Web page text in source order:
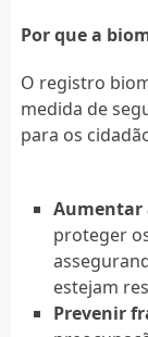
Por que a
O registro
medida de
para os
Aumentar
proteger
estejam
Prevenir